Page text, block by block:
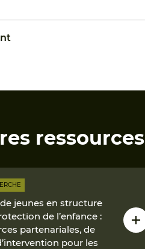
ressources
jeunes en structure
de l’enfance :
partenariales, de
pour les